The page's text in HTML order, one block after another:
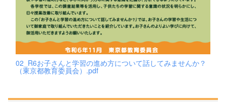
02_R6お子さんと学習の進め方について話してみませんか？
（東京都教育委員会）.pdf